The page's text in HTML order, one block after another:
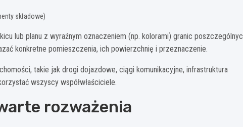
składowe)
lub planu z wyraźnym oznaczeniem (np. kolorami) granic
konkretne pomieszczenia, ich powierzchnię i przeznaczenie.
takie jak drogi dojazdowe, ciągi komunikacyjne, infrastruktura
wszyscy współwłaściciele.
rozważenia